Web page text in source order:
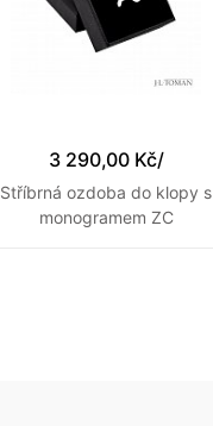
3 290,00 Kč/
Stříbrná ozdoba do klopy s
monogramem ZC